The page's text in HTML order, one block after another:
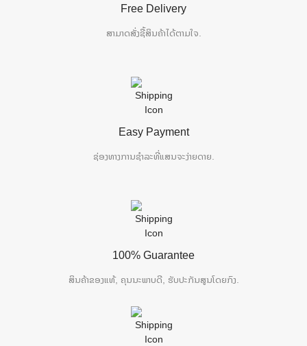
Free Delivery
ສາມາດສັ່ງຊື້ສິນຄ້າໄດ້ຕາມໃຈ.
Easy Payment
ຊ່ອງທາງການຊຳລະທີ່ແສນຈະງ່າຍດາຍ.
100% Guarantee
ສິນຄ້າຂອງແທ້, ຄຸນນະພາບດີ, ຮັບປະກັນສູນໂດຍກົງ.